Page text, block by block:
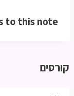
to this note.
קורסים